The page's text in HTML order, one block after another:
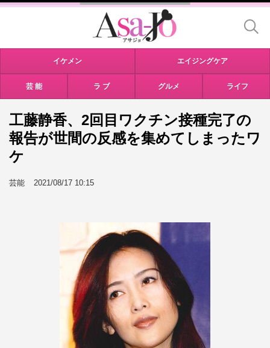
イケメン エイジングケア
芸 能 ラ ブ グルメ ライフ
工藤静香、2回目ワクチン接種完了の
報告が世間の反感を集めてしまったワ
ケ
芸能 2021/08/17 10:15